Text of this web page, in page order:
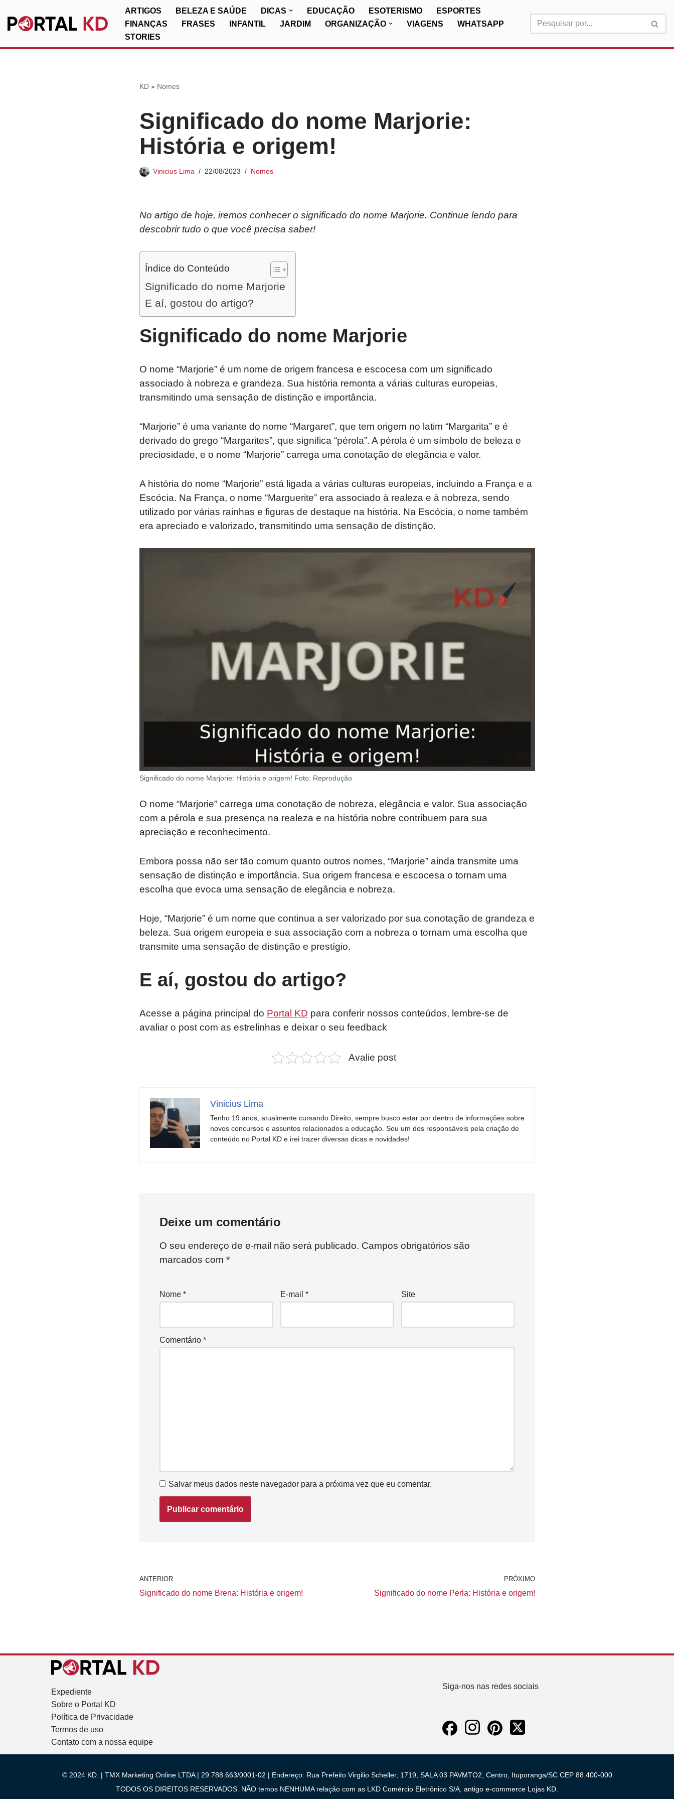
Pular
ARTIGOS BELEZA E SAÚDE DICAS EDUCAÇÃO ESOTERISMO
ESPORTES
FINANÇAS
FRASES INFANTIL JARDIM ORGANIZAÇÃO VIAGENS
WHATSAPP
STORIES
KD» Nomes
Significado do nome Marjorie:
História e origem!
Vinicius Lima 22/08/2023 Nomes
No artigo de hoje, iremos conhecer o significado do nome Marjorie. Continue lendo para
descobrir tudo o que você precisa saber!
Índice do Conteúdo
Significado do nome Marjorie
E aí, gostou do artigo?
Significado do nome Marjorie
O nome “Marjorie” é um nome de origem francesa e escocesa com um significado
associado à nobreza e grandeza. Sua história remonta a várias culturas europeias,
transmitindo uma sensação de distinção e importância.
“Marjorie” é uma variante do nome “Margaret”, que tem origem no latim “Margarita” e é
derivado do grego “Margarites”, que significa “pérola”. A pérola é um símbolo de beleza e
preciosidade, e o nome “Marjorie” carrega uma conotação de elegância e valor.
A história do nome “Marjorie” está ligada a várias culturas europeias, incluindo a França e a
Escócia. Na França, o nome “Marguerite” era associado à realeza e à nobreza, sendo
utilizado por várias rainhas e figuras de destaque na história. Na Escócia, o nome também
era apreciado e valorizado, transmitindo uma sensação de distinção.
Significado do nome Marjorie: História e origem! Foto: Reprodução
O nome “Marjorie” carrega uma conotação de nobreza, elegância e valor. Sua associação
com a pérola e sua presença na realeza e na história nobre contribuem para sua
apreciação e reconhecimento.
Embora possa não ser tão comum quanto outros nomes, “Marjorie” ainda transmite uma
sensação de distinção e importância. Sua origem francesa e escocesa o tornam uma
escolha que evoca uma sensação de elegância e nobreza.
Hoje, “Marjorie” é um nome que continua a ser valorizado por sua conotação de grandeza e
beleza. Sua origem europeia e sua associação com a nobreza o tornam uma escolha que
transmite uma sensação de distinção e prestígio.
E aí, gostou do artigo?
Acesse a página principal do Portal KD para conferir nossos conteúdos, lembre-se de
avaliar o post com as estrelinhas e deixar o seu feedback
Avalie post
Vinicius Lima
Tenho 19 anos, atualmente cursando Direito, sempre busco estar por dentro de informações sobre
novos concursos e assuntos relacionados a educação. Sou um dos responsáveis pela criação de
conteúdo no Portal KD e irei trazer diversas dicas e novidades!
Deixe um comentário
O seu endereço de e-mail não será publicado. Campos obrigatórios são
marcados com *
Nome * E-mail * Site
Comentário *
Salvar meus dados neste navegador para a próxima vez que eu comentar.
ANTERIOR
Significado do nome Brena: História e origem!
PRÓXIMO
Significado do nome Perla: História e origem!
Expediente
Sobre o Portal KD
Política de Privacidade
Termos de uso
Contato com a nossa equipe
Siga-nos nas redes sociais
© 2024 KD. | TMX Marketing Online LTDA | 29.788.663/0001-02 | Endereço: Rua Prefeito Virgilio Scheller, 1719, SALA 03 PAVMTO2, Centro, Ituporanga/SC CEP 88.400-000
TODOS OS DIREITOS RESERVADOS. NÃO temos NENHUMA relação com as LKD Comércio Eletrônico S/A, antigo e-commerce Lojas KD.